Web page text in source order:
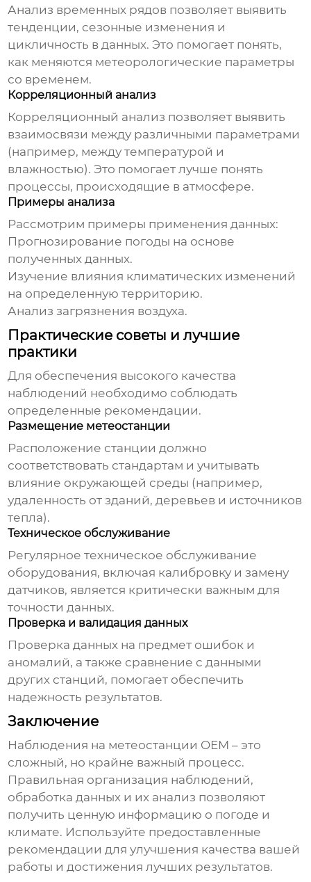
Анализ временных рядов позволяет выявить
тенденции, сезонные изменения и
цикличность в данных. Это помогает понять,
как меняются метеорологические параметры
со временем.
Корреляционный анализ
Корреляционный анализ позволяет выявить
взаимосвязи между различными параметрами
(например, между температурой и
влажностью). Это помогает лучше понять
процессы, происходящие в атмосфере.
Примеры анализа
Рассмотрим примеры применения данных:
Прогнозирование погоды на основе
полученных данных.
Изучение влияния климатических изменений
на определенную территорию.
Анализ загрязнения воздуха.
Практические советы и лучшие
практики
Для обеспечения высокого качества
наблюдений необходимо соблюдать
определенные рекомендации.
Размещение метеостанции
Расположение станции должно
соответствовать стандартам и учитывать
влияние окружающей среды (например,
удаленность от зданий, деревьев и источников
тепла).
Техническое обслуживание
Регулярное техническое обслуживание
оборудования, включая калибровку и замену
датчиков, является критически важным для
точности данных.
Проверка и валидация данных
Проверка данных на предмет ошибок и
аномалий, а также сравнение с данными
других станций, помогает обеспечить
надежность результатов.
Заключение
Наблюдения на метеостанции OEM – это
сложный, но крайне важный процесс.
Правильная организация наблюдений,
обработка данных и их анализ позволяют
получить ценную информацию о погоде и
климате. Используйте предоставленные
рекомендации для улучшения качества вашей
работы и достижения лучших результатов.